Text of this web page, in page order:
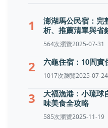
1
澎湖馬公民宿：完
析、推薦清單與省
564次瀏覽2025-07-31
2 六龜住宿：10間實
1017次瀏覽2025-07-24
3
大福漁港：小琉球
味美食全攻略
585次瀏覽2025-11-19